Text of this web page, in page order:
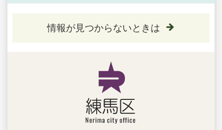
情報が見つからないときは